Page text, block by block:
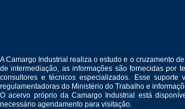
A Camargo Industrial realiza o estudo e o cruzamento
de intermediação, as informações são fornecidas por
consultores e técnicos especializados. Esse
regulamentadoras do Ministério do Trabalho e
O acervo próprio da Camargo Industrial está
necessário agendamento para visitação.